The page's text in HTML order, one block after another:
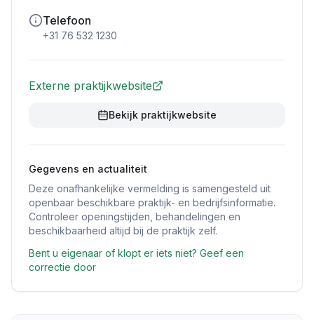
Telefoon
+31 76 532 1230
Externe praktijkwebsite
Bekijk praktijkwebsite
Gegevens en actualiteit
Deze onafhankelijke vermelding is samengesteld uit
openbaar beschikbare praktijk- en bedrijfsinformatie.
Controleer openingstijden, behandelingen en
beschikbaarheid altijd bij de praktijk zelf.
Bent u eigenaar of klopt er iets niet? Geef een
correctie door